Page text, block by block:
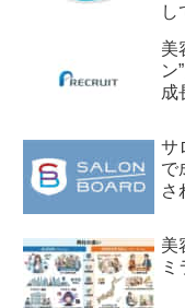
し
美
ン
成
サ
で
さ
美